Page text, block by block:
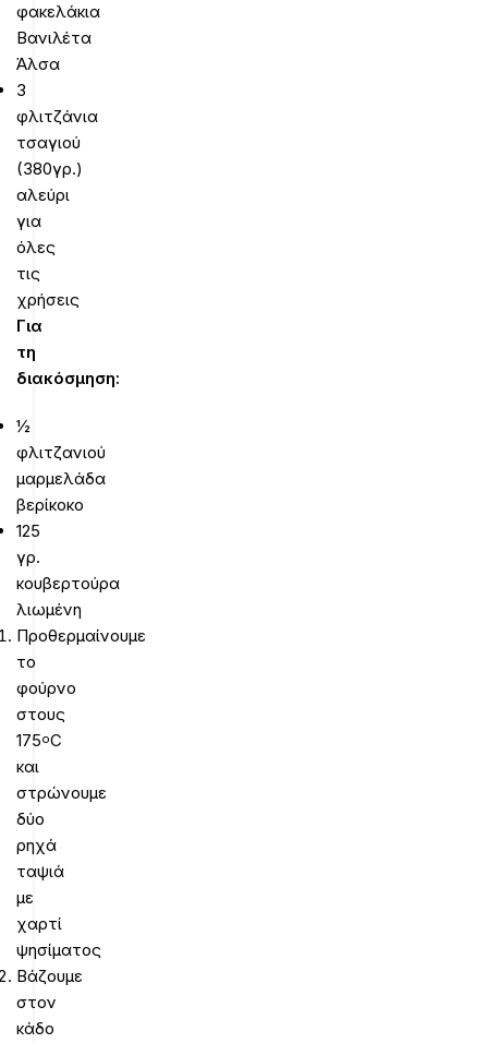
φακελάκια
Βανιλέτα
Άλσα
3
φλιτζάνια
τσαγιού
(380γρ.)
αλεύρι
για
όλες
τις
χρήσεις
Για
τη
διακόσμηση:
½
φλιτζανιού
μαρμελάδα
βερίκοκο
125
γρ.
κουβερτούρα
λιωμένη
Προθερμαίνουμε
το
φούρνο
στους
175οC
και
στρώνουμε
δύο
ρηχά
ταψιά
με
χαρτί
ψησίματος
Βάζουμε
στον
κάδο